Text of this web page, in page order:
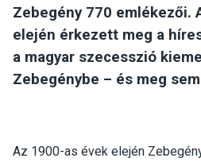
Zebegény 770 emlékezői.
elején érkezett meg a
a magyar szecesszió
Zebegénybe – és meg
Az 1900-as évek elején